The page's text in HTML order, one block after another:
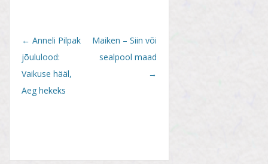
Post
navigation
← Anneli Pilpak
jõululood:
Vaikuse hääl,
Aeg hekeks
Maiken – Siin või
sealpool maad
→